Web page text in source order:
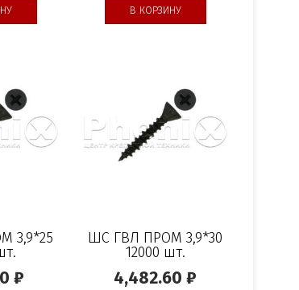
В КОРЗИНУ
3,9*25
₽
ШС ГВЛ ПРОМ 3,9*30
12000 шт.
4,482.60₽